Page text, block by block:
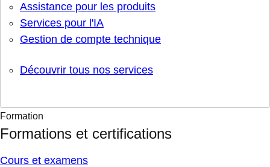
Assistance pour les produits
Services pour l'IA
Gestion de compte technique
Découvrir tous nos services
Formation
Formations et certifications
Cours et examens